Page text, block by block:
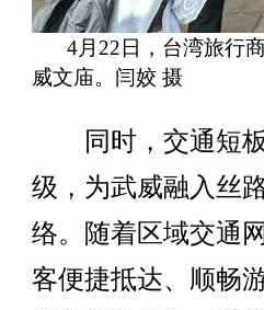
4月22日，台湾旅行
威文庙。闫姣 摄
同时，交通短板
级，为武威融入丝
络。随着区域交通
客便捷抵达、顺畅